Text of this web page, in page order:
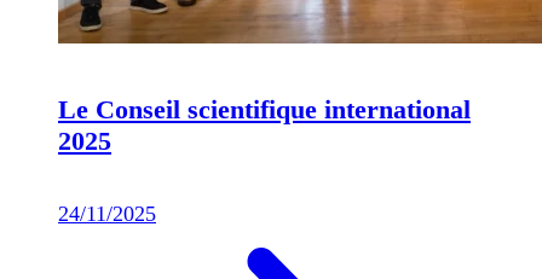
Le Conseil scientifique international
2025
24/11/2025